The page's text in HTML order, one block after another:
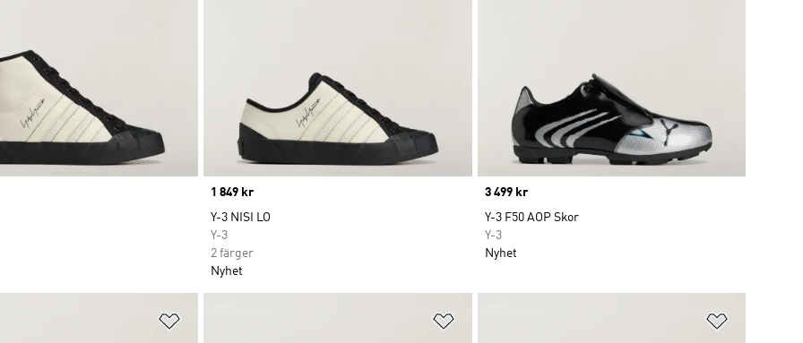
Price
1 849 kr
Y-3 NISI LO
Y-3
2 färger
Nyhet
Price
3 499 kr
Y-3 F50 AOP Skor
Y-3
Nyhet